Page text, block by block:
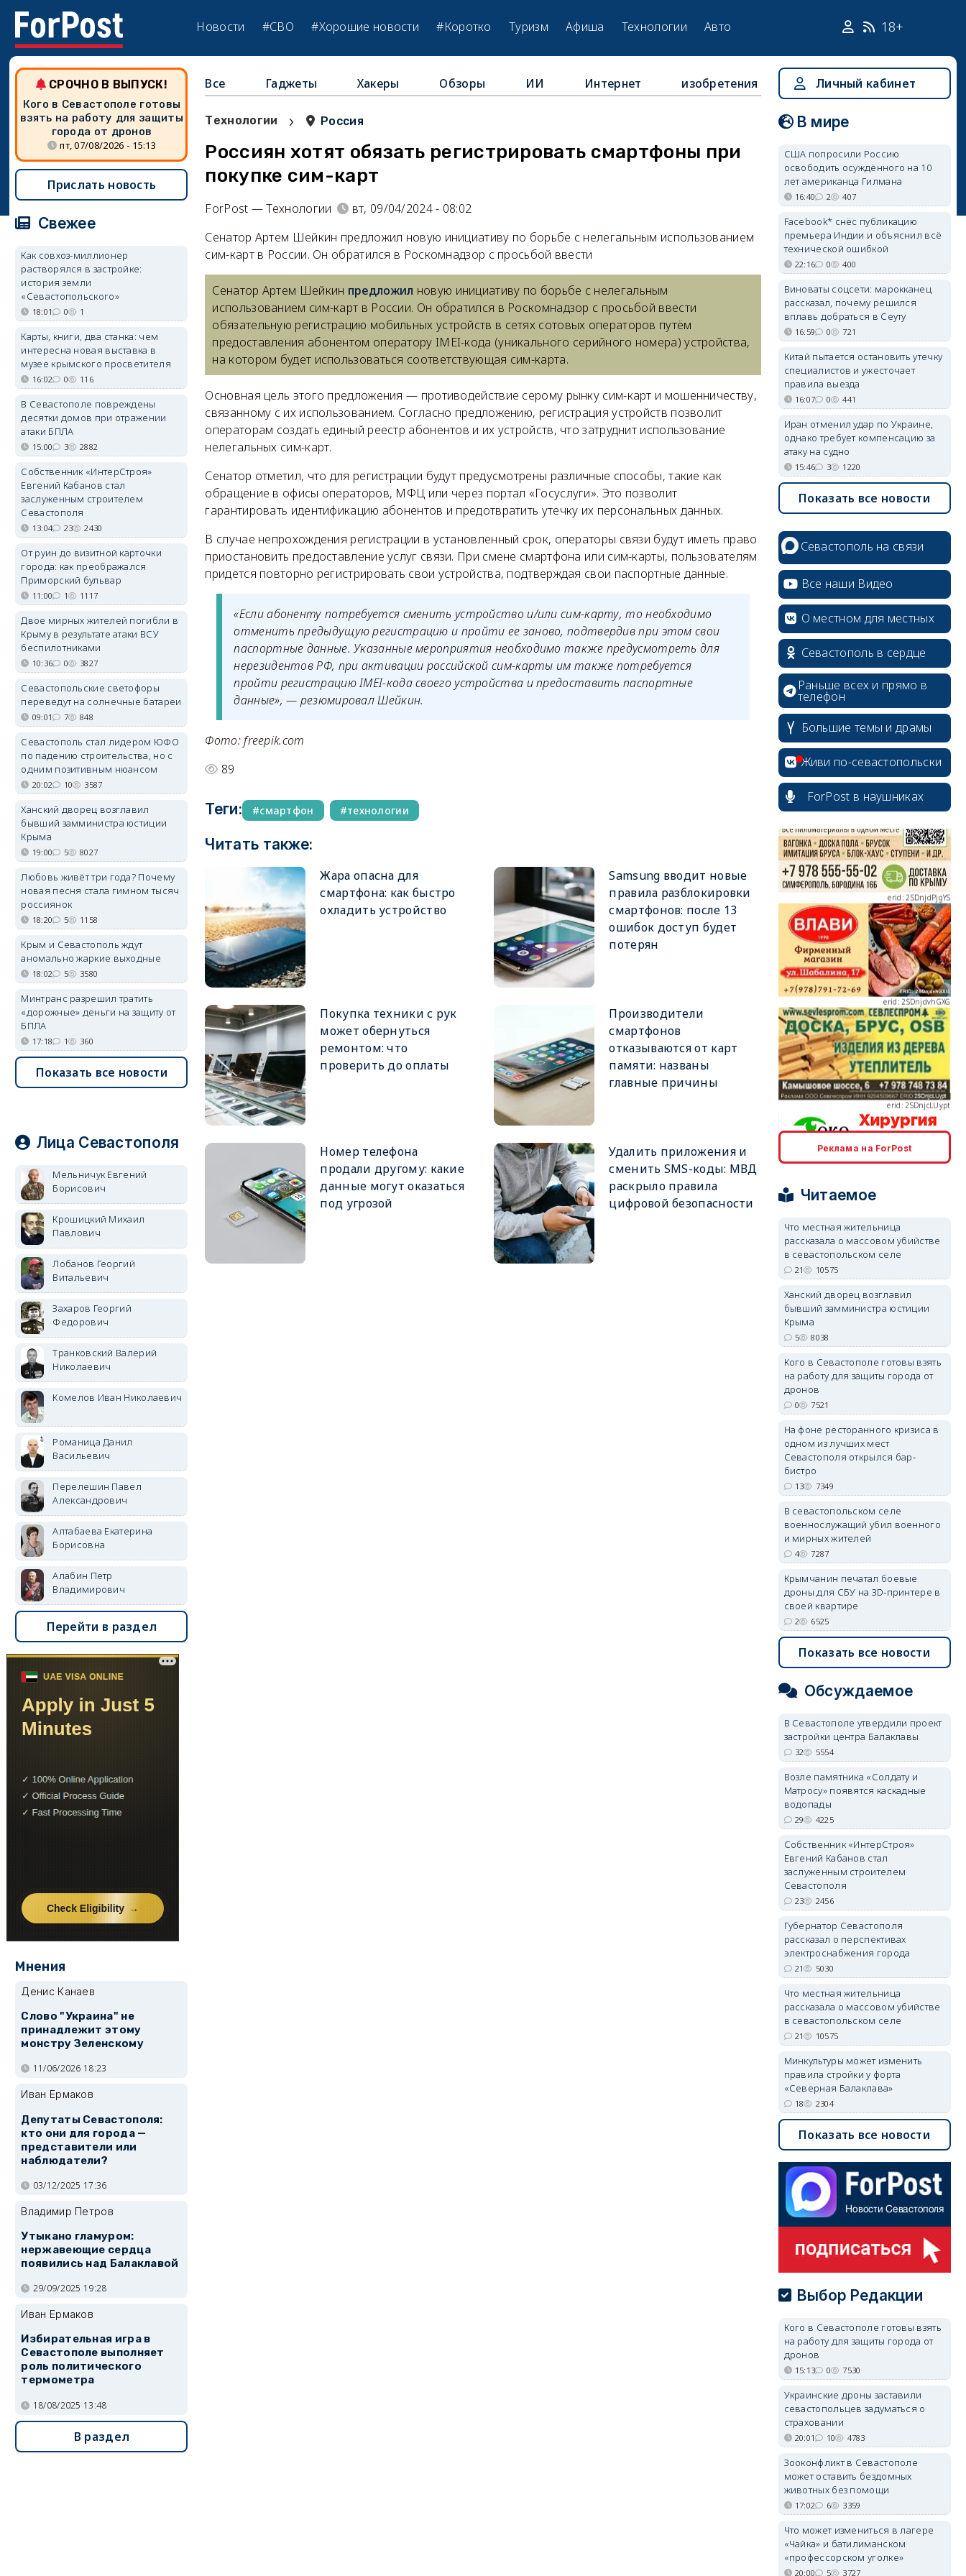
Новости #СВО #Хорошие новости #Коротко Туризм Афиша Технологии Авто 18+
Все Гаджеты Хакеры Обзоры ИИ Интернет изобретения
Технологии › Россия
Россиян хотят обязать регистрировать смартфоны при
покупке сим-карт
ForPost — Технологии
вт, 09/04/2024 - 08:02
Сенатор Артем Шейкин предложил новую инициативу по борьбе с нелегальным использованием
сим-карт в России. Он обратился в Роскомнадзор с просьбой ввести
Сенатор Артем Шейкин предложил новую инициативу по борьбе с нелегальным
использованием сим-карт в России. Он обратился в Роскомнадзор с просьбой ввести
обязательную регистрацию мобильных устройств в сетях сотовых операторов путём
предоставления абонентом оператору IMEI-кода (уникального серийного номера) устройства,
на котором будет использоваться соответствующая сим-карта.
Основная цель этого предложения — противодействие серому рынку сим-карт и мошенничеству,
связанному с их использованием. Согласно предложению, регистрация устройств позволит
операторам создать единый реестр абонентов и их устройств, что затруднит использование
нелегальных сим-карт.
Сенатор отметил, что для регистрации будут предусмотрены различные способы, такие как
обращение в офисы операторов, МФЦ или через портал «Госуслуги». Это позволит
гарантировать идентификацию абонентов и предотвратить утечку их персональных данных.
В случае непрохождения регистрации в установленный срок, операторы связи будут иметь право
приостановить предоставление услуг связи. При смене смартфона или сим-карты, пользователям
придется повторно регистрировать свои устройства, подтверждая свои паспортные данные.
«Если абоненту потребуется сменить устройство и/или сим-карту, то необходимо
отменить предыдущую регистрацию и пройти ее заново, подтвердив при этом свои
паспортные данные. Указанные мероприятия необходимо также предусмотреть для
нерезидентов РФ, при активации российской сим-карты им также потребуется
пройти регистрацию IMEI-кода своего устройства и предоставить паспортные
данные», — резюмировал Шейкин.
Фото: freepik.com
89
Теги: смартфон технологии
Читать также:
Жара опасна для
смартфона: как быстро
охладить устройство
Samsung вводит новые
правила разблокировки
смартфонов: после 13
ошибок доступ будет
потерян
Покупка техники с рук
может обернуться
ремонтом: что
проверить до оплаты
Производители
смартфонов
отказываются от карт
памяти: названы
главные причины
Номер телефона
продали другому: какие
данные могут оказаться
под угрозой
Удалить приложения и
сменить SMS-коды: МВД
раскрыло правила
цифровой безопасности
СРОЧНО В ВЫПУСК!
Кого в Севастополе готовы
взять на работу для защиты
города от дронов
пт, 07/08/2026 - 15:13
Прислать новость
Свежее
Как совхоз-миллионер
растворялся в застройке:
история земли
«Севастопольского»
18:01 0 1
Карты, книги, два станка: чем
интересна новая выставка в
музее крымского просветителя
16:02 0 116
В Севастополе повреждены
десятки домов при отражении
атаки БПЛА
15:00 3 2882
Собственник «ИнтерСтроя»
Евгений Кабанов стал
заслуженным строителем
Севастополя
13:04 23 2430
От руин до визитной карточки
города: как преображался
Приморский бульвар
11:00 1 1117
Двое мирных жителей погибли в
Крыму в результате атаки ВСУ
беспилотниками
10:36 0 3827
Севастопольские светофоры
переведут на солнечные батареи
09:01 7 848
Севастополь стал лидером ЮФО
по падению строительства, но с
одним позитивным нюансом
20:02 10 3587
Ханский дворец возглавил
бывший замминистра юстиции
Крыма
19:00 5 8027
Любовь живёт три года? Почему
новая песня стала гимном тысяч
россиянок
18:20 5 1158
Крым и Севастополь ждут
аномально жаркие выходные
18:02 5 3580
Минтранс разрешил тратить
«дорожные» деньги на защиту от
БПЛА
17:18 1 360
Показать все новости
Лица Севастополя
Мельничук Евгений
Борисович
Крошицкий Михаил
Павлович
Лобанов Георгий
Витальевич
Захаров Георгий
Федорович
Транковский Валерий
Николаевич
Комелов Иван Николаевич
Романица Данил
Васильевич
Перелешин Павел
Александрович
Алтабаева Екатерина
Борисовна
Алабин Петр
Владимирович
Перейти в раздел
Мнения
Денис Канаев
Слово "Украина" не
принадлежит этому
монстру Зеленскому
11/06/2026 18:23
Иван Ермаков
Депутаты Севастополя:
кто они для города —
представители или
наблюдатели?
03/12/2025 17:36
Владимир Петров
Утыкано гламуром:
нержавеющие сердца
появились над Балаклавой
29/09/2025 19:28
Иван Ермаков
Избирательная игра в
Севастополе выполняет
роль политического
термометра
18/08/2025 13:48
В раздел
Личный кабинет
В мире
США попросили Россию
освободить осуждённого на 10
лет американца Гилмана
16:40 2 407
Facebook* снёс публикацию
премьера Индии и объяснил всё
технической ошибкой
22:16 0 400
Виноваты соцсети: марокканец
рассказал, почему решился
вплавь добраться в Сеуту
16:59 0 721
Китай пытается остановить утечку
специалистов и ужесточает
правила выезда
16:07 0 441
Иран отменил удар по Украине,
однако требует компенсацию за
атаку на судно
15:46 3 1220
Показать все новости
Севастополь на связи
Все наши Видео
О местном для местных
Севастополь в сердце
Раньше всех и прямо в
телефон
Большие темы и драмы
Живи по-севастопольски
ForPost в наушниках
erid: 2SDnjcrDNw6
erid: 2SDnjdPjgYS
erid: 2SDnjdvhGXG
erid: 2SDnjcLUypt
erid: 2SDnjcrDNw6
Реклама на ForPost
Читаемое
Что местная жительница
рассказала о массовом убийстве
в севастопольском селе
21 10575
Ханский дворец возглавил
бывший замминистра юстиции
Крыма
5 8038
Кого в Севастополе готовы взять
на работу для защиты города от
дронов
0 7521
На фоне ресторанного кризиса в
одном из лучших мест
Севастополя открылся бар-
бистро
13 7349
В севастопольском селе
военнослужащий убил военного
и мирных жителей
4 7287
Крымчанин печатал боевые
дроны для СБУ на 3D-принтере в
своей квартире
2 6525
Показать все новости
Обсуждаемое
В Севастополе утвердили проект
застройки центра Балаклавы
32 5554
Возле памятника «Солдату и
Матросу» появятся каскадные
водопады
29 4225
Собственник «ИнтерСтроя»
Евгений Кабанов стал
заслуженным строителем
Севастополя
23 2456
Губернатор Севастополя
рассказал о перспективах
электроснабжения города
21 5030
Что местная жительница
рассказала о массовом убийстве
в севастопольском селе
21 10575
Минкультуры может изменить
правила стройки у форта
«Северная Балаклава»
18 2304
Показать все новости
Выбор Редакции
Кого в Севастополе готовы взять
на работу для защиты города от
дронов
15:13 0 7530
Украинские дроны заставили
севастопольцев задуматься о
страховании
20:01 10 4783
Зооконфликт в Севастополе
может оставить бездомных
животных без помощи
17:02 6 3359
Что может измениться в лагере
«Чайка» и батилиманском
«профессорском уголке»
20:00 5 3727